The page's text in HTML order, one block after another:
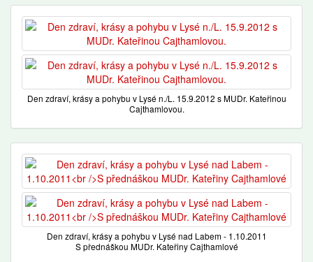
Den zdraví, krásy a pohybu v Lysé n./L. 15.9.2012 s MUDr. Kateřinou
Cajthamlovou.
Den zdraví, krásy a pohybu v Lysé nad Labem - 1.10.2011
S přednáškou MUDr. Kateřiny Cajthamlové